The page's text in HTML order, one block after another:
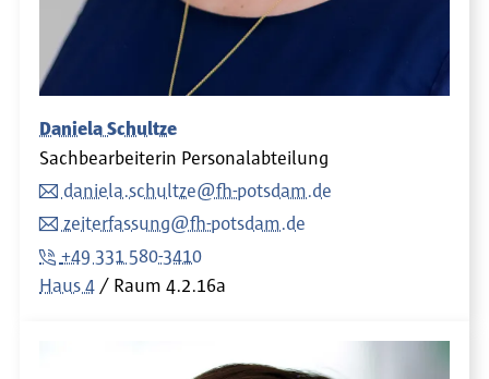
Daniela Schultze
Sachbearbeiterin Personalabteilung
daniela.schultze@fh-potsdam.de
zeiterfassung@fh-potsdam.de
+49 331 580-3410
Haus 4
Raum 4.2.16a